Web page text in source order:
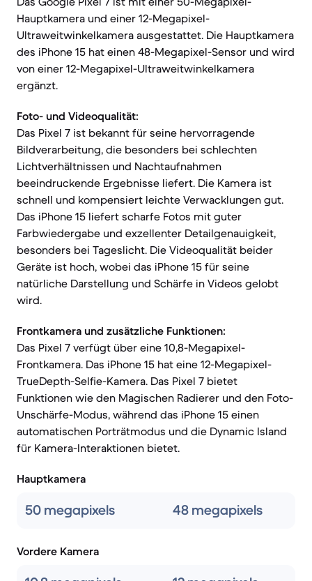
Hauptkamera und einer 12-Megapixel-
Ultraweitwinkelkamera ausgestattet. Die Hauptkamera
des iPhone 15 hat einen 48-Megapixel-Sensor und wird
von einer 12-Megapixel-Ultraweitwinkelkamera
ergänzt.
Foto- und Videoqualität:
Das Pixel 7 ist bekannt für seine hervorragende
Bildverarbeitung, die besonders bei schlechten
Lichtverhältnissen und Nachtaufnahmen
beeindruckende Ergebnisse liefert. Die Kamera ist
schnell und kompensiert leichte Verwacklungen gut.
Das iPhone 15 liefert scharfe Fotos mit guter
Farbwiedergabe und exzellenter Detailgenauigkeit,
besonders bei Tageslicht. Die Videoqualität beider
Geräte ist hoch, wobei das iPhone 15 für seine
natürliche Darstellung und Schärfe in Videos gelobt
wird.
Frontkamera und zusätzliche Funktionen:
Das Pixel 7 verfügt über eine 10,8-Megapixel-
Frontkamera. Das iPhone 15 hat eine 12-Megapixel-
TrueDepth-Selfie-Kamera. Das Pixel 7 bietet
Funktionen wie den Magischen Radierer und den Foto-
Unschärfe-Modus, während das iPhone 15 einen
automatischen Porträtmodus und die Dynamic Island
für Kamera-Interaktionen bietet.
Hauptkamera
50 megapixels 48 megapixels
Vordere Kamera